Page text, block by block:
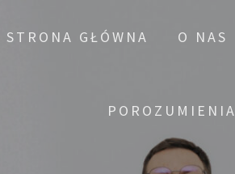
STRONA GŁÓWNA O NAS
POROZUMIENIA